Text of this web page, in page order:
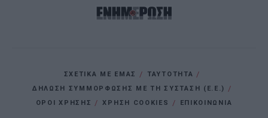
ΣΧΕΤΙΚΑ ΜΕ ΕΜΑΣ
ΤΑΥΤΟΤΗΤΑ
ΔΗΛΩΣΗ ΣΥΜΜΟΡΦΩΣΗΣ ΜΕ ΤΗ ΣΥΣΤΑΣΗ (Ε.Ε.)
ΌΡΟΙ ΧΡΗΣΗΣ
ΧΡΗΣΗ COOKIES ΕΠΙΚΟΙΝΩΝΙΑ